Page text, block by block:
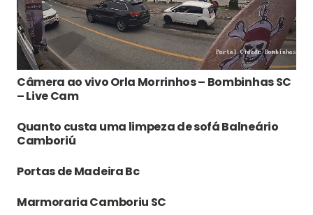
Câmera ao vivo Orla Morrinhos – Bombinhas SC
– Live Cam
Quanto custa uma limpeza de sofá Balneário
Camboriú
Portas de Madeira Bc
Marmoraria Camboriu SC